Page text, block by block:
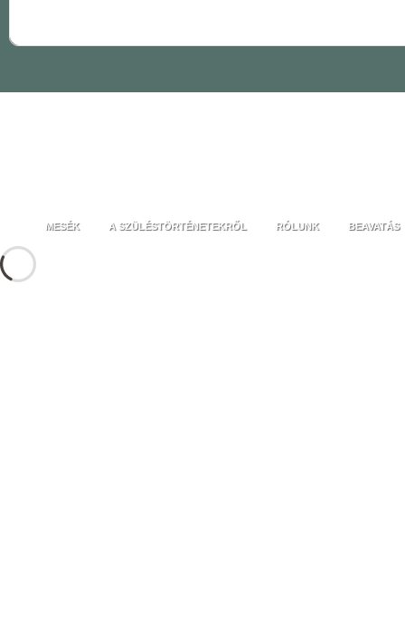
MESÉK A SZÜLÉSTÖRTÉNETEKRŐL RÓLUNK BEAVATÁS